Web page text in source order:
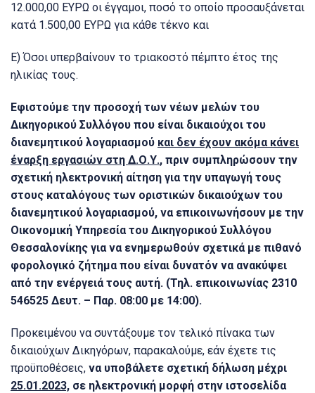
12.000,00 ΕΥΡΩ οι έγγαμοι, ποσό το οποίο προσαυξάνεται
κατά 1.500,00 ΕΥΡΩ για κάθε τέκνο και
Ε) Όσοι υπερβαίνουν το τριακοστό πέμπτο έτος της
ηλικίας τους.
Εφιστούμε την προσοχή των νέων μελών του
Δικηγορικού Συλλόγου που είναι δικαιούχοι του
διανεμητικού λογαριασμού και δεν έχουν ακόμα κάνει
έναρξη εργασιών στη Δ.Ο.Υ., πριν συμπληρώσουν την
σχετική ηλεκτρονική αίτηση για την υπαγωγή τους
στους καταλόγους των οριστικών δικαιούχων του
διανεμητικού λογαριασμού, να επικοινωνήσουν με την
Οικονομική Υπηρεσία του Δικηγορικού Συλλόγου
Θεσσαλονίκης για να ενημερωθούν σχετικά με πιθανό
φορολογικό ζήτημα που είναι δυνατόν να ανακύψει
από την ενέργειά τους αυτή. (Τηλ. επικοινωνίας 2310
546525 Δευτ. – Παρ. 08:00 με 14:00).
Προκειμένου να συντάξουμε τον τελικό πίνακα των
δικαιούχων Δικηγόρων, παρακαλούμε, εάν έχετε τις
προϋποθέσεις, να υποβάλετε σχετική δήλωση μέχρι
25.01.2023, σε ηλεκτρονική μορφή στην ιστοσελίδα